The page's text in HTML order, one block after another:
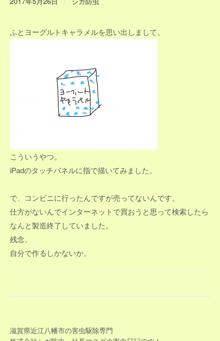
ふとヨーグルトキャラメルを思い出しまして。
こういうやつ。
iPadのタッチパネルに指で描いてみました。
で、コンビニに行ったんですが売ってないんです。
仕方がないんでインターネットで買おうと思って検索したら
なんと製造終了していました。
残念。
自分で作るしかないか。
滋賀県近江八幡市の害虫駆除専門